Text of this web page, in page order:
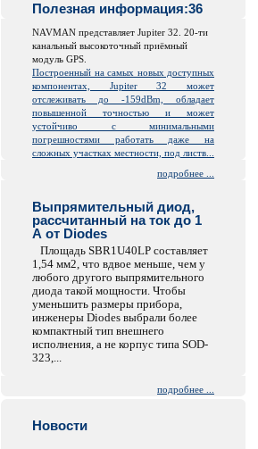
Полезная информация:36
NAVMAN представляет Jupiter 32. 20-ти
канальный высокоточный приёмный
модуль GPS.
Построенный на самых новых доступных
компонентах, Jupiter 32 может
отслеживать до -159dBm, обладает
повышенной точностью и может
устойчиво с минимальными
погрешностями работать даже на
сложных участках местности, под листв...
подробнее ...
Выпрямительный диод,
рассчитанный на ток до 1
А от Diodes
Площадь SBR1U40LP составляет
1,54 мм2, что вдвое меньше, чем у
любого другого выпрямительного
диода такой мощности. Чтобы
уменьшить размеры прибора,
инженеры Diodes выбрали более
компактный тип внешнего
исполнения, а не корпус типа SOD-
323,...
подробнее ...
Новости